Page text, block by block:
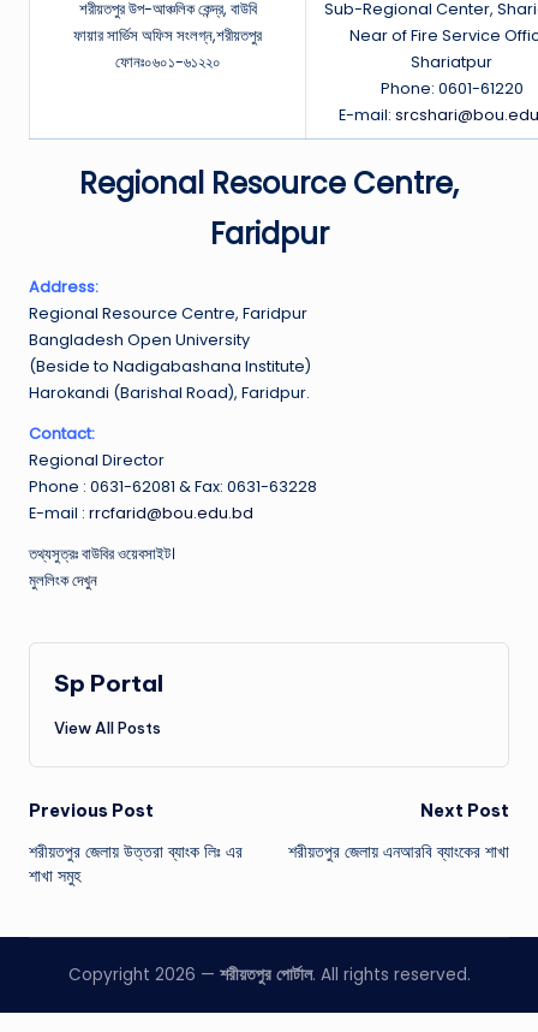
শরীয়তপুর উপ-আঞ্চলিক কেন্দ্র, বাউবি
ফায়ার সার্ভিস অফিস সংলগ্ন,শরীয়তপুর
ফোনঃ০৬০১-৬১২২০
Sub-Regional Center,
Near of Fire Service
Shariatpur
Phone: 0601-61220
E-mail:
Regional Resource Centre,
Faridpur
Address:
Regional Resource Centre, Faridpur
Bangladesh Open University
(Beside to Nadigabashana Institute)
Harokandi (Barishal Road), Faridpur.
Contact:
Regional Director
Phone : 0631-62081 & Fax: 0631-63228
E-mail : rrcfarid@bou.edu.bd
তথ্যসুত্রঃ বাউবির ওয়েবসাইট।
মুললিংকদেখুন
Sp Portal
View All Posts
Post
navigation
Previous Post
শরীয়তপুর জেলায় উত্তরা ব্যাংক লিঃ এর
শাখা সমুহ
Next Post
শরীয়তপুর জেলায় এনআরবি ব্যাংকের শাখা
Copyright 2026 — শরীয়তপুর পোর্টাল. All rights reserved.